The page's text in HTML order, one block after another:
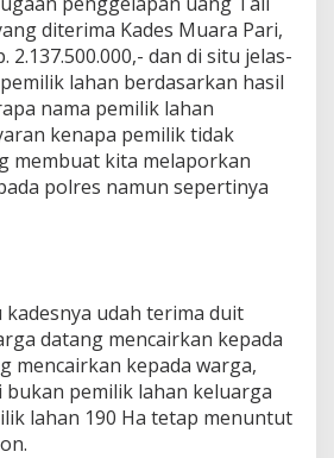
diterima Kades Muara Pari,
2.137.500.000,- dan di situ jelas-
lahan berdasarkan hasil
nama pemilik lahan
kenapa pemilik tidak
membuat kita melaporkan
polres namun sepertinya
udah terima duit
datang mencairkan kepada
mencairkan kepada warga,
bukan pemilik lahan keluarga
lahan 190 Ha tetap menuntut